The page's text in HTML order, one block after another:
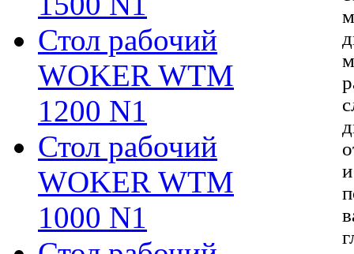
Стол рабочий
WOKER WTM
1200 N1
Стол рабочий
WOKER WTM
1000 N1